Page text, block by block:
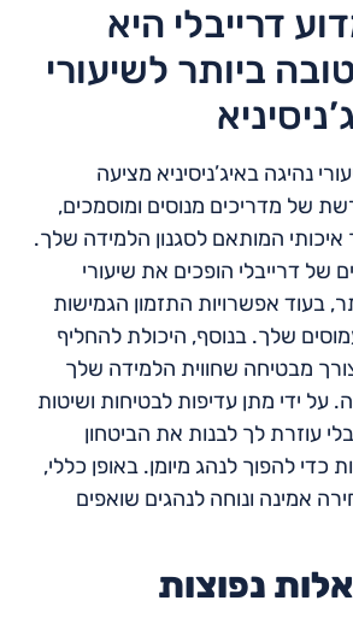
דרייבלי היא
ביותר לשיעורי
נהיגה באיג’ניסיניא מציעה
של מדריכים מנוסים ומוסמכים,
המותאם לסגנון הלמידה שלך.
של דרייבלי הופכים את שיעורי
בעוד אפשרויות התזמון הגמישות
שלך. בנוסף, היכולת להחליף
מבטיחה שחווית הלמידה שלך
על ידי מתן עדיפות לבטיחות ושיטות
עוזרת לך לבנות את הביטחון
כדי להפוך לנהג מיומן. באופן כללי,
אמינה ונוחה לנהגים שואפים
נפוצות